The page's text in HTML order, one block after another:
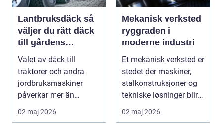
Lantbruksdäck så
väljer du rätt däck
till gårdens
maskiner
Valet av däck till
traktorer och andra
jordbruksmaskiner
påverkar mer än
många tror. Rätt däck
ger b...
02 maj 2026
Mekanisk verksted
ryggraden i
moderne industri
Et mekanisk verksted er
stedet der maskiner,
stålkonstruksjoner og
tekniske løsninger blir
holdt i g...
02 maj 2026